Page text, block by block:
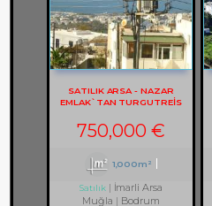
SATILIK ARSA - NAZAR
EMLAK`TAN TURGUTREIS
ARSA REF-2133
750,000 €
1,000m²
Satılık
İmarli Arsa
Muğla
Bodrum